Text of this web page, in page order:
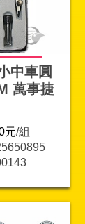
中車圓
萬事捷
元/組